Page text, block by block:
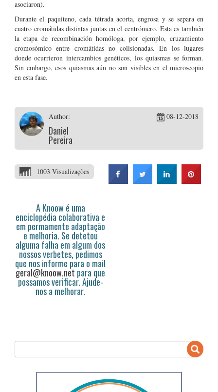
asociaron).
Durante el paquiteno, cada tétrada acorta, engrosa y se separa en
cuatro cromátidas distintas juntas en el centrómero. Esta es también
la etapa de recombinación homóloga, por ejemplo, cruzamiento
cromosómico entre cromátidas no colisionadas. En los lugares
donde ocurrieron intercambios genéticos, los quiasmas se forman.
Sin embargo, esos quiasmas aún no son visibles en el microscopio
en esta fase.
Author:
Daniel
Pereira
08-12-2018
1003 Visualizações
A Knoow é uma
enciclopédia colaborativa e
em permamente adaptação
e melhoria. Se detetou
alguma falha em algum dos
nossos verbetes, pedimos
que nos informe para o mail
geral@knoow.net para que
possamos verificar. Ajude-
nos a melhorar.